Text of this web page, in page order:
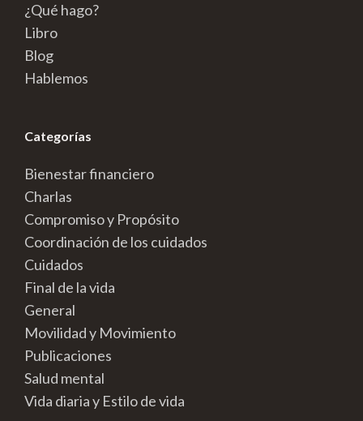
¿Qué hago?
Libro
Blog
Hablemos
Categorías
Bienestar financiero
Charlas
Compromiso y Propósito
Coordinación de los cuidados
Cuidados
Final de la vida
General
Movilidad y Movimiento
Publicaciones
Salud mental
Vida diaria y Estilo de vida